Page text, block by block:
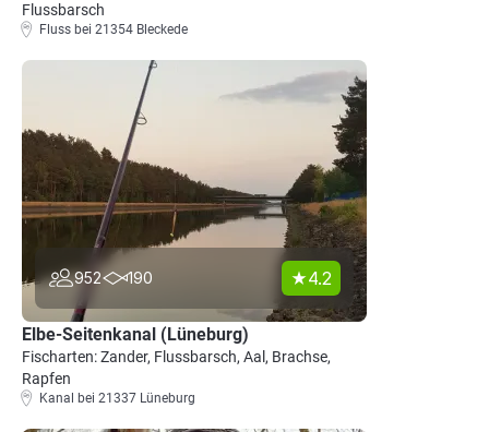
Flussbarsch
Fluss bei 21354 Bleckede
952 190 4.2
Elbe-Seitenkanal (Lüneburg)
Fischarten: Zander, Flussbarsch, Aal, Brachse,
Rapfen
Kanal bei 21337 Lüneburg